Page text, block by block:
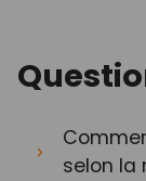
selon la